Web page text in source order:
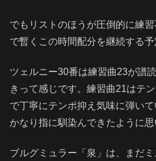
でもリストのほうが圧倒的に練
で暫くこの時間配分を継続する予
ツェルニー30番は練習曲23が譜
きって感じです。練習曲21はテ
で丁寧にテンポ抑え気味に弾いて
かなり指に馴染んできたように思
ブルグミュラー「泉」は、まだ